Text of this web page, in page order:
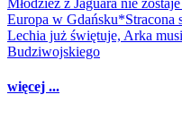
Europa w Gdańsku*Stracona
Lechia już świętuje, Arka
Budziwojskiego
więcej ...